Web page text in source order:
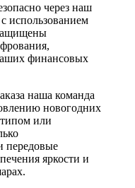
через наш
использованием
финансовых
наша команда
новогодних
или
передовые
яркости и